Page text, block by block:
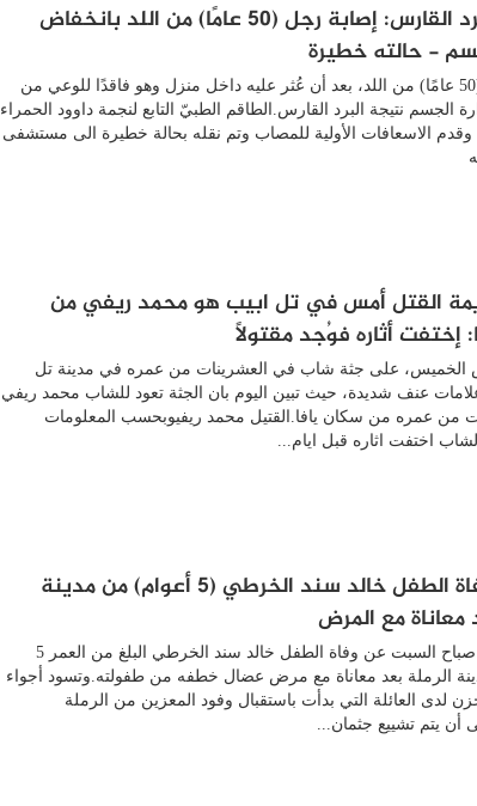
احذروا البرد القارس: إصابة رجل (50 عامًا) من اللد بانخفاض
- حالته خطيرة
أصيب رجل (50 عامًا) من اللد، بعد أن عُثر عليه داخل منزل وهو فاقدًا للوعي من
الجسم نتيجة البرد القارس.الطاقم الطبيّ التابع لنجمة داوود الحمراء
الاسعافات الأولية للمصاب وتم نقله بحالة خطيرة الى مستشفى
القتل أمس في تل ابيب هو محمد ريفي من
إختفت أثاره فوُجد مقتولًا
الخميس، على جثة شاب في العشرينات من عمره في مدينة تل
علامات عنف شديدة، حيث تبين اليوم بان الجثة تعود للشاب محمد ريفي
من عمره من سكان يافا.القتيل محمد ريفيوبحسب المعلومات
اختفت اثاره قبل ايام...
فاجعة: وفاة الطفل خالد سند الخرطي (5 أعوام) من مدينة
معاناة مع المرض
فاجعة| أعلن صباح السبت عن وفاة الطفل خالد سند الخرطي البلغ من العمر 5
الرملة بعد معاناة مع مرض عضال خطفه من طفولته.وتسود أجواء
لدى العائلة التي بدأت باستقبال وفود المعزين من الرملة
أن يتم تشييع جثمان...